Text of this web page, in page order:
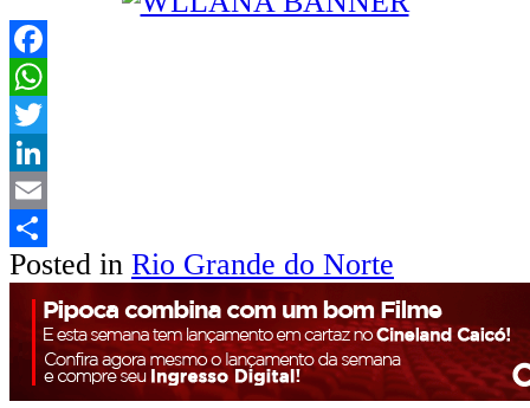
Facebook
WhatsApp
Twitter
LinkedIn
Email
Share
Posted in Rio Grande do Norte